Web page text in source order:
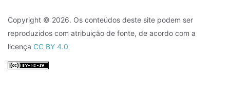
Copyright © 2026. Os conteúdos deste site podem ser
reproduzidos com atribuição de fonte, de acordo com a
licença CC BY 4.0